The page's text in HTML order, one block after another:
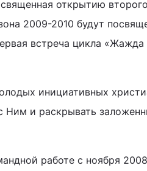
открытию второго
2009-2010 будут
встреча цикла «Жажда
инициативных
Ним и раскрывать
работе с ноября